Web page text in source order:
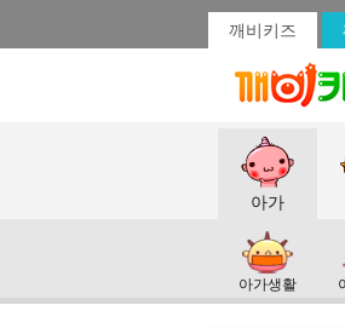
깨비키즈
아가
아가생활